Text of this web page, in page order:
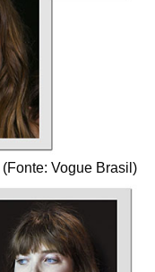
Vogue Brasil)